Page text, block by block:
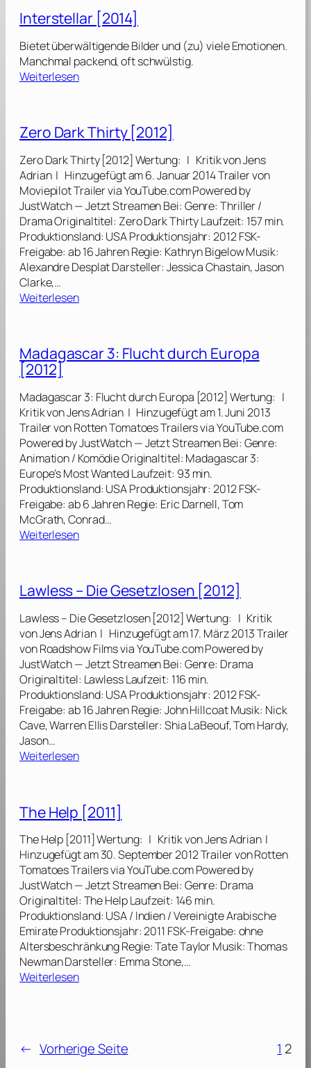
t
Y
e
a
r
1
4
]
M
a
r
s
i
e
r
–
R
e
t
t
e
t
M
r
t
y
[
2
0
1
5
]
Interstellar [2014]
Bietet überwältigende Bilder und (zu) viele Emotionen.
Manchmal packend, oft schwülstig.
Weiterlesen:
e
r
s
t
e
l
a
r
[
0
]
Zero Dark Thirty [2012]
Zero Dark Thirty [2012] Wertung: | Kritik von Jens
Adrian | Hinzugefügt am 6. Januar 2014 Trailer von
Moviepilot Trailer via YouTube.com Powered by
JustWatch — Jetzt Streamen Bei: Genre: Thriller /
Drama Originaltitel: Zero Dark Thirty Laufzeit: 157 min.
Produktionsland: USA Produktionsjahr: 2012 FSK-
Freigabe: ab 16 Jahren Regie: Kathryn Bigelow Musik:
Alexandre Desplat Darsteller: Jessica Chastain, Jason
Clarke,…
Weiterlesen:
o
r
k
T
h
i
r
t
y
[
2
2
]
Madagascar 3: Flucht durch Europa
[2012]
Madagascar 3: Flucht durch Europa [2012] Wertung: |
Kritik von Jens Adrian | Hinzugefügt am 1. Juni 2013
Trailer von Rotten Tomatoes Trailers via YouTube.com
Powered by JustWatch — Jetzt Streamen Bei: Genre:
Animation / Komödie Originaltitel: Madagascar 3:
Europe’s Most Wanted Laufzeit: 93 min.
Produktionsland: USA Produktionsjahr: 2012 FSK-
Freigabe: ab 6 Jahren Regie: Eric Darnell, Tom
McGrath, Conrad…
Weiterlesen:
a
g
a
s
c
r
3
:
F
u
d
u
r
c
h
E
u
r
o
p
a
2
Lawless – Die Gesetzlosen [2012]
Lawless – Die Gesetzlosen [2012] Wertung: | Kritik
von Jens Adrian | Hinzugefügt am 17. März 2013 Trailer
von Roadshow Films via YouTube.com Powered by
JustWatch — Jetzt Streamen Bei: Genre: Drama
Originaltitel: Lawless Laufzeit: 116 min.
Produktionsland: USA Produktionsjahr: 2012 FSK-
Freigabe: ab 16 Jahren Regie: John Hillcoat Musik: Nick
Cave, Warren Ellis Darsteller: Shia LaBeouf, Tom Hardy,
Jason…
Weiterlesen:
w
l
e
s
s
–
D
i
e
G
e
s
e
o
s
The Help [2011]
The Help [2011] Wertung: | Kritik von Jens Adrian |
Hinzugefügt am 30. September 2012 Trailer von Rotten
Tomatoes Trailers via YouTube.com Powered by
JustWatch — Jetzt Streamen Bei: Genre: Drama
Originaltitel: The Help Laufzeit: 146 min.
Produktionsland: USA / Indien / Vereinigte Arabische
Emirate Produktionsjahr: 2011 FSK-Freigabe: ohne
Altersbeschränkung Regie: Tate Taylor Musik: Thomas
Newman Darsteller: Emma Stone,…
Weiterlesen:
e
← Vorherige Seite 1 2